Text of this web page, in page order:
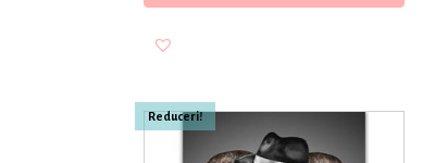
Reduceri!